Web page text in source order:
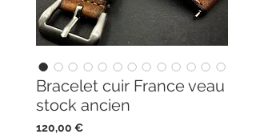
Bracelet cuir France veau
stock ancien
120,00 €Prix